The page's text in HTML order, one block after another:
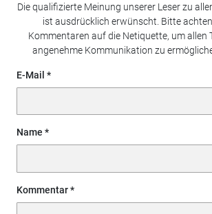
Die qualifizierte Meinung unserer Leser zu
ist ausdrücklich erwünscht. Bitte
Kommentaren auf die Netiquette, um allen
angenehme Kommunikation zu
E-Mail
Name
Kommentar